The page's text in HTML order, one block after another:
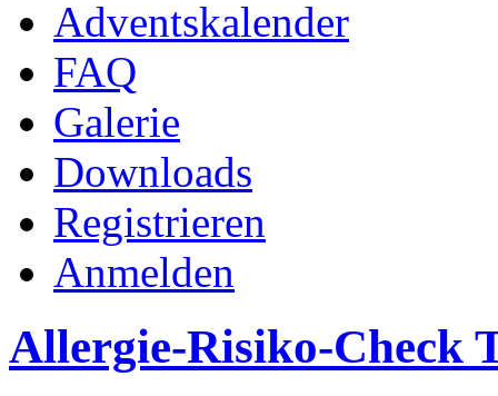
Adventskalender
FAQ
Galerie
Downloads
Registrieren
Anmelden
Allergie-Risiko-Check